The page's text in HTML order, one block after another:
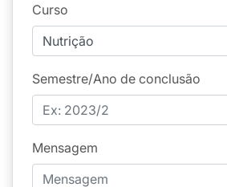
Curso
Semestre/Ano de conclusão
Mensagem